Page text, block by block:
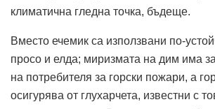
климатична гледна точка, бъдеще.
Вместо ечемик са използвани по-
просо и елда; миризмата на дим има
на потребителя за горски пожари, а
осигурява от глухарчета, известни с